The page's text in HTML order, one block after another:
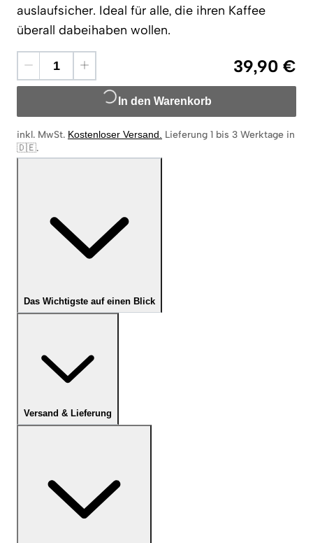
auslaufsicher. Ideal für alle, die ihren Kaffee
überall dabeihaben wollen.
39,90 €
In den Warenkorb
inkl. MwSt. Kostenloser Versand. Lieferung 1 bis 3 Werktage in
🇩🇪.
Das Wichtigste auf einen Blick
Versand & Lieferung